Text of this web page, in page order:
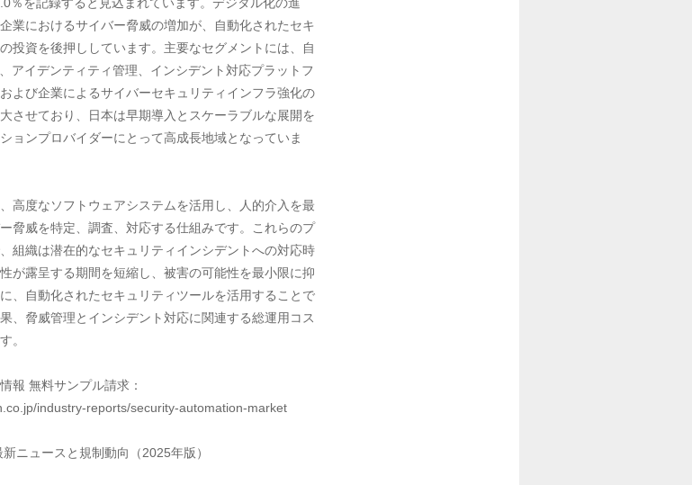
業におけるサイバー脅威の増加が、自動化されたセキ
投資を後押ししています。主要なセグメントには、自
アイデンティティ管理、インシデント対応プラットフ
よび企業によるサイバーセキュリティインフラ強化の
させており、日本は早期導入とスケーラブルな展開を
ョンプロバイダーにとって高成長地域となっていま
高度なソフトウェアシステムを活用し、人的介入を最
脅威を特定、調査、対応する仕組みです。これらのプ
組織は潜在的なセキュリティインシデントへの対応時
が露呈する期間を短縮し、被害の可能性を最小限に抑
、自動化されたセキュリティツールを活用することで
、脅威管理とインシデント対応に関連する総運用コス
。
報 無料サンプル請求：
industry-reports/security-automation-market
ニュースと規制動向（2025年版）